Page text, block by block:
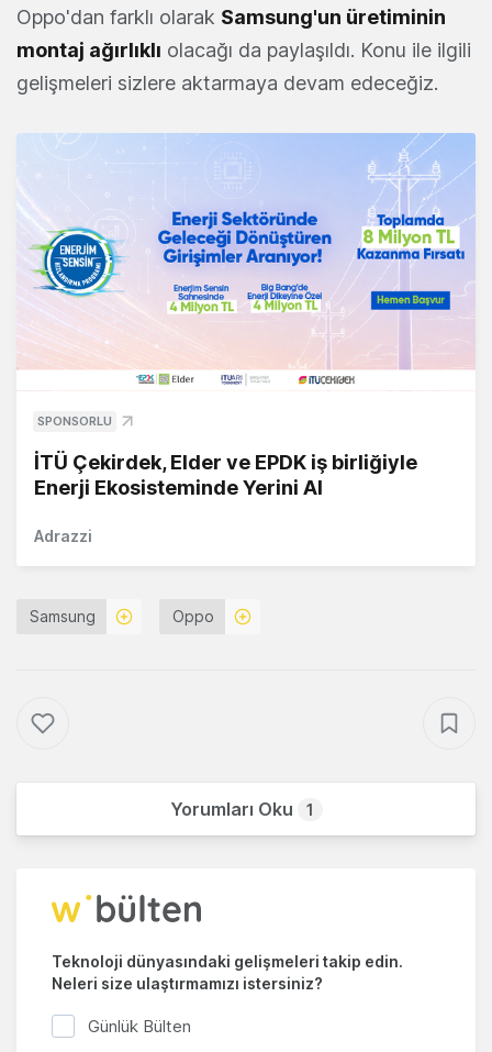
Oppo'dan farklı olarak Samsung'un üretiminin
montaj ağırlıklı olacağı da paylaşıldı. Konu ile ilgili
gelişmeleri sizlere aktarmaya devam edeceğiz.
SPONSORLU
İTÜ Çekirdek, Elder ve EPDK iş birliğiyle
Enerji Ekosisteminde Yerini Al
Adrazzi
Samsung Oppo
Yorumları Oku 1
Teknoloji dünyasındaki gelişmeleri takip edin.
Neleri size ulaştırmamızı istersiniz?
Günlük Bülten